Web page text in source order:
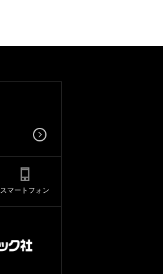
スマートフォン